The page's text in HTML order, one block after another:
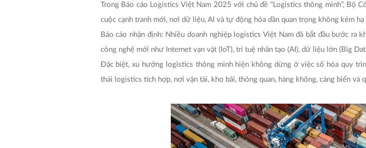
Trong Báo cáo Logistics Việt Nam 2025 với chủ đề “Logistics thông minh”, Bộ
cuộc cạnh tranh mới, nơi dữ liệu, AI và tự động hóa dần quan trọng không kém hạ
Báo cáo nhận định: Nhiều doanh nghiệp logistics Việt Nam đã bắt đầu bước ra
công nghệ mới như Internet vạn vật (IoT), trí tuệ nhân tạo (AI), dữ liệu lớn (Big
Đặc biệt, xu hướng logistics thông minh hiện không dừng ở việc số hóa quy
thái logistics tích hợp, nơi vận tải, kho bãi, thông quan, hàng không, cảng biển